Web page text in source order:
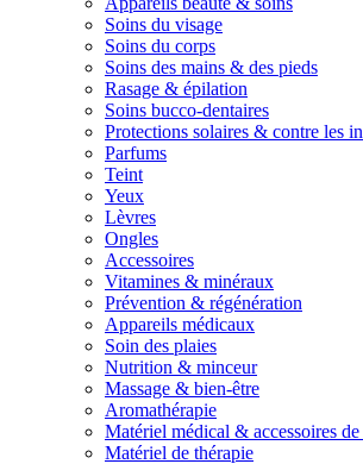
Soins du visage
Soins du corps
Soins des mains & des pieds
Rasage & épilation
Soins bucco-dentaires
Protections solaires & contre les
Parfums
Teint
Yeux
Lèvres
Ongles
Accessoires
Vitamines & minéraux
Prévention & régénération
Appareils médicaux
Soin des plaies
Nutrition & minceur
Massage & bien-être
Aromathérapie
Matériel médical & accessoires de
Matériel de thérapie